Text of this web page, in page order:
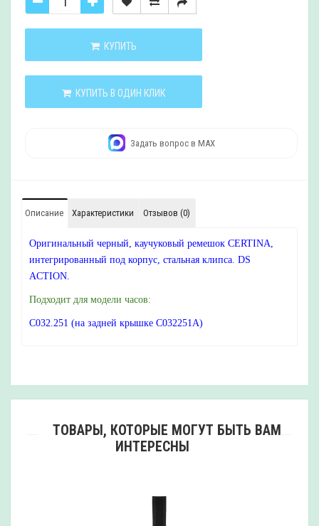
КУПИТЬ
КУПИТЬ В ОДИН КЛИК
Задать вопрос в MAX
Описание Характеристики Отзывов (0)
Оригинальный черный, каучуковый ремешок CERTINA,
интегрированный под корпус, стальная клипса. DS
ACTION.
Подходит для модели часов:
C032.251 (на задней крышке C032251A)
ТОВАРЫ, КОТОРЫЕ МОГУТ БЫТЬ ВАМ
ИНТЕРЕСНЫ